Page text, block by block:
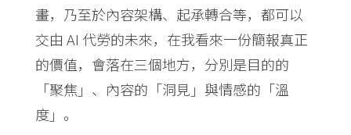
畫，乃至於內容架構、起承轉合等，都可以
交由 AI 代勞的未來，在我看來一份簡報真正
的價值，會落在三個地方，分別是目的的
「聚焦」、內容的「洞見」與情感的「溫
度」。